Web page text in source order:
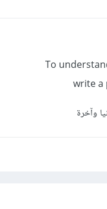
To
write a
وآخرة